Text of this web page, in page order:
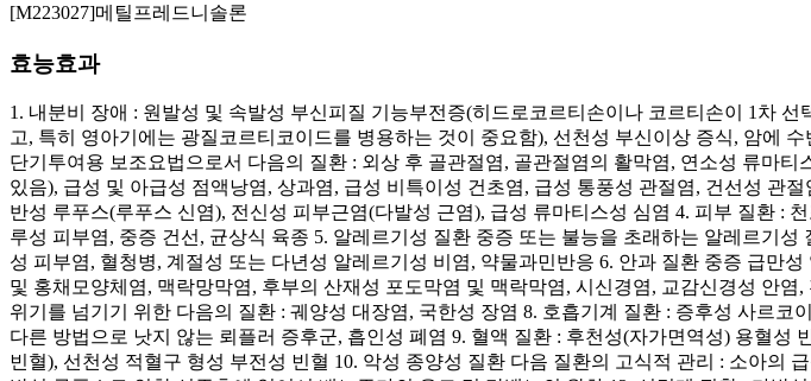
[M223027]메틸프레드니솔론
효능효과
1. 내분비 장애 : 원발성 및 속발성 부신피질 기능부전증(히드로코르티손이나 코르티손이 1차
고, 특히 영아기에는 광질코르티코이드를 병용하는 것이 중요함), 선천성 부신이상 증식, 암에
단기투여용 보조요법으로서 다음의 질환 : 외상 후 골관절염, 골관절염의 활막염, 연소성 류마
있음), 급성 및 아급성 점액낭염, 상과염, 급성 비특이성 건초염, 급성 통풍성 관절염, 건선성 관
반성 루푸스(루푸스 신염), 전신성 피부근염(다발성 근염), 급성 류마티스성 심염 4. 피부 질환 :
루성 피부염, 중증 건선, 균상식 육종 5. 알레르기성 질환 중증 또는 불능을 초래하는 알레르기
성 피부염, 혈청병, 계절성 또는 다년성 알레르기성 비염, 약물과민반응 6. 안과 질환 중증 급만
및 홍채모양체염, 맥락망막염, 후부의 산재성 포도막염 및 맥락막염, 시신경염, 교감신경성 안
위기를 넘기기 위한 다음의 질환 : 궤양성 대장염, 국한성 장염 8. 호흡기계 질환 : 증후성 사르
다른 방법으로 낫지 않는 뢰플러 증후군, 흡인성 폐염 9. 혈액 질환 : 후천성(자가면역성) 용혈
빈혈), 선천성 적혈구 형성 부전성 빈혈 10. 악성 종양성 질환 다음 질환의 고식적 관리 : 소아의